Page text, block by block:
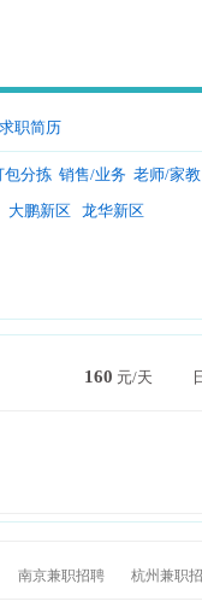
职简历
包分拣 销售/业务 老师/家教
大鹏新区
龙华新区
160 元/天
南京兼职招聘 杭州兼职